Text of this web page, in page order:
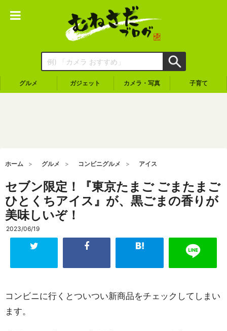
グルメ ガジェット カメラ・写真 子育て
ホーム グルメ コンビニグルメ アイス
セブン限定！『東京たまご ごまたまご
ひとくちアイス』が、黒ごまの香りが
美味しいぞ！
2023/06/19
コンビニに行くとついつい新商品をチェックしてしまい
ます。